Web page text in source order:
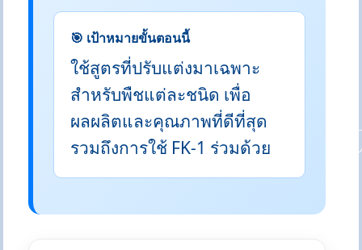
🎯 เป้าหมายขั้นตอนนี้
ใช้สูตรที่ปรับแต่งมาเฉพาะ
สำหรับพืชแต่ละชนิด เพื่อ
ผลผลิตและคุณภาพที่ดีที่สุด
รวมถึงการใช้ FK-1 ร่วมด้วย